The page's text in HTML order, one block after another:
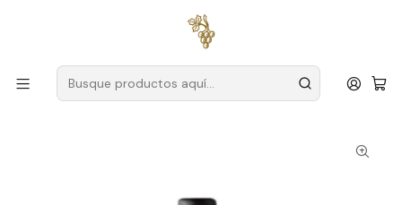
para pedidos superiores a
Productores Azores
Ínsula Vinus
Insula Licoroso 10 Años Azores Blanco 37.5cl